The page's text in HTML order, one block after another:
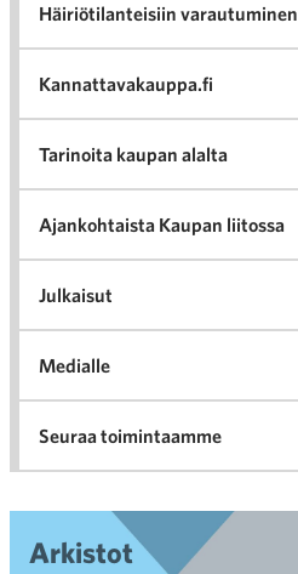
Häiriötilanteisiin varautuminen
Kannattavakauppa.fi
Tarinoita kaupan alalta
Ajankohtaista Kaupan liitossa
Julkaisut
Medialle
Seuraa toimintaamme
Arkistot